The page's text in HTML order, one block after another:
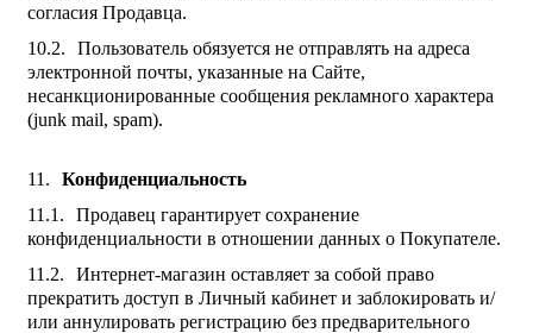
согласия Продавца.
Пользователь обязуется не отправлять на адреса
электронной почты, указанные на Сайте,
несанкционированные сообщения рекламного характера
(junk mail, spam).
Конфиденциальность
Продавец гарантирует сохранение
конфиденциальности в отношении данных о Покупателе.
Интернет-магазин оставляет за собой право
прекратить доступ в Личный кабинет и заблокировать и/
или аннулировать регистрацию без предварительного